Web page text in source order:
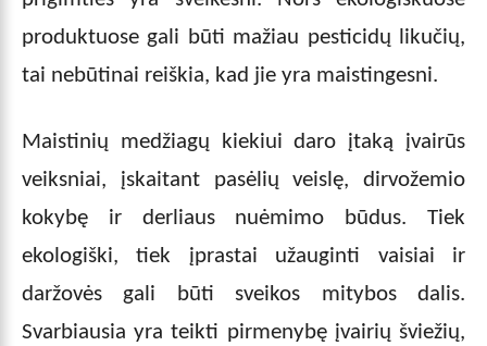
produktuose gali būti mažiau pesticidų likučių,
tai nebūtinai reiškia, kad jie yra maistingesni.
Maistinių medžiagų kiekiui daro įtaką įvairūs
veiksniai, įskaitant pasėlių veislę, dirvožemio
kokybę ir derliaus nuėmimo būdus. Tiek
ekologiški, tiek įprastai užauginti vaisiai ir
daržovės gali būti sveikos mitybos dalis.
Svarbiausia yra teikti pirmenybę įvairių šviežių,